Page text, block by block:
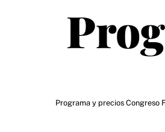
Programa y precios Congreso